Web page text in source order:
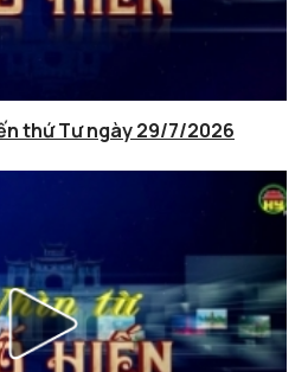
thứ Tư ngày 29/7/2026